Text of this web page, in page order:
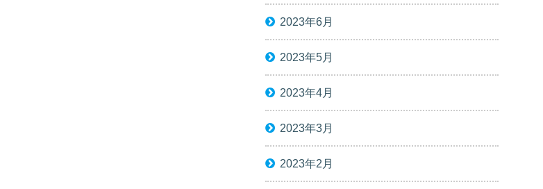
2023年6月
2023年5月
2023年4月
2023年3月
2023年2月